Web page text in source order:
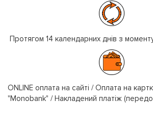
Протягом 14 календарних днів з
ONLINE оплата на сайті / Оплата на
"Monobank" / Накладений платіж